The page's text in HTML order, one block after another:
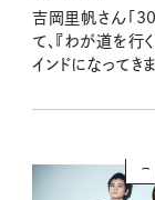
吉岡里帆さん「
て、『わが道を行
インドになってき